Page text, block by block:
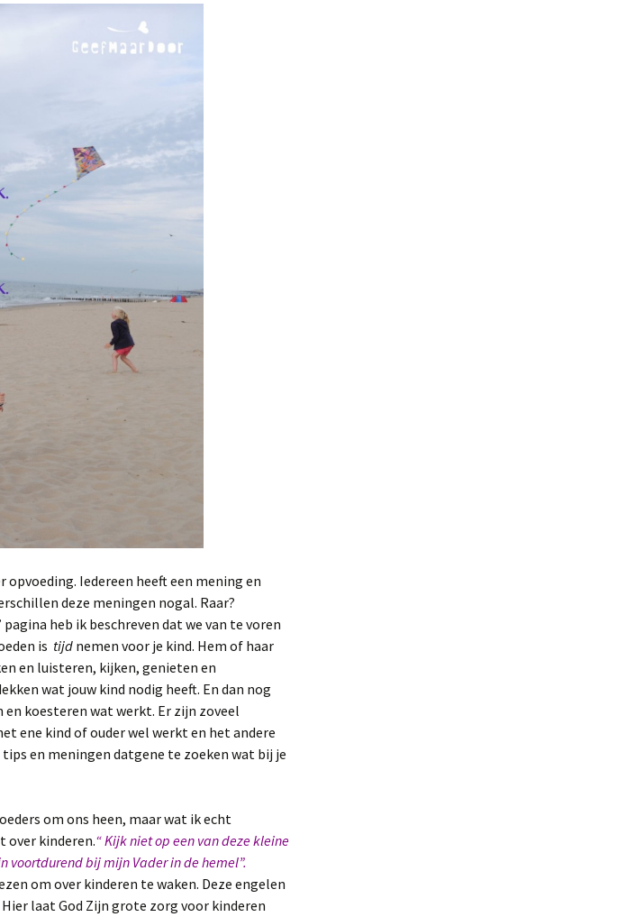
Gezinsmomenten en
gezinssfeer, bouwen aan
relaties
Iedereen heeft een mening en
deze meningen nogal. Raar?
heb ik beschreven dat we van te voren
is tijd nemen voor je kind. Hem of haar
en luisteren, kijken, genieten en
wat jouw kind nodig heeft. En dan nog
koesteren wat werkt. Er zijn zoveel
ene kind of ouder wel werkt en het andere
en meningen datgene te zoeken wat bij je
om ons heen, maar wat ik echt
over kinderen.“ Kijk niet op een van deze kleine
voortdurend bij mijn Vader in de hemel”.
om over kinderen te waken. Deze engelen
laat God Zijn grote zorg voor kinderen